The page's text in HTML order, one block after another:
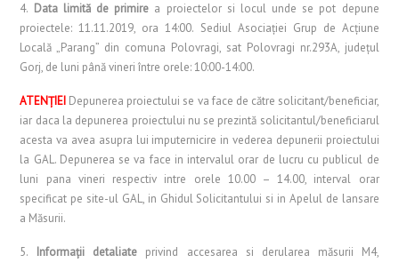
4. Data limită de primire a proiectelor si locul unde se pot depune
proiectele: 11.11.2019, ora 14:00. Sediul Asociaţiei Grup de Acţiune
Locală „Parang” din comuna Polovragi, sat Polovragi nr.293A, judeţul
Gorj, de luni până vineri între orele: 10:00-14:00.
ATENŢIEI Depunerea proiectului se va face de către solicitant/beneficiar,
iar daca la depunerea proiectului nu se prezintă solicitantul/beneficiarul
acesta va avea asupra lui imputernicire in vederea depunerii proiectului
la GAL. Depunerea se va face in intervalul orar de lucru cu publicul de
luni pana vineri respectiv intre orele 10.00 – 14.00, interval orar
specificat pe site-ul GAL, in Ghidul Solicitantului si in Apelul de lansare
a Măsurii.
5. Informaţii detaliate privind accesarea si derularea măsurii M4,